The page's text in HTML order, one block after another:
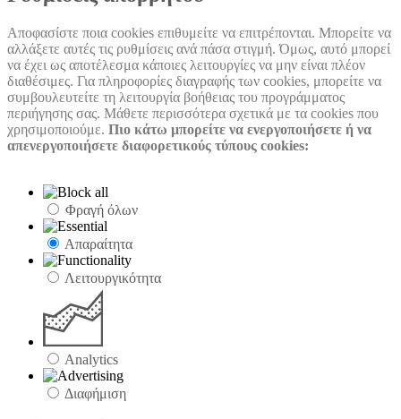
Αποφασίστε ποια cookies επιθυμείτε να επιτρέπονται. Μπορείτε να
αλλάξετε αυτές τις ρυθμίσεις ανά πάσα στιγμή. Όμως, αυτό μπορεί
να έχει ως αποτέλεσμα κάποιες λειτουργίες να μην είναι πλέον
διαθέσιμες. Για πληροφορίες διαγραφής των cookies, μπορείτε να
συμβουλευτείτε τη λειτουργία βοήθειας του προγράμματος
περιήγησης σας. Μάθετε περισσότερα σχετικά με τα cookies που
χρησιμοποιούμε. Πιο κάτω μπορείτε να ενεργοποιήσετε ή να
απενεργοποιήσετε διαφορετικούς τύπους cookies:
Φραγή όλων
Απαραίτητα
Λειτουργικότητα
Analytics
Διαφήμιση